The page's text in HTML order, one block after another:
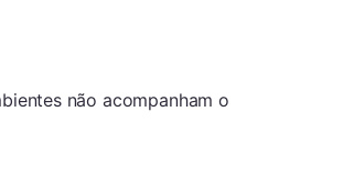
não acompanham o